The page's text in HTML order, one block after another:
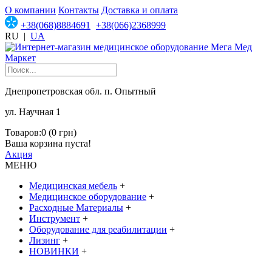
О компании Контакты Доставка и оплата
+38(068)8884691
+38(066)2368999
RU | UA
Днепропетровская обл. п. Опытный
ул. Научная 1
Товаров:0 (0 грн)
Ваша корзина пуста!
Акция
МЕНЮ
Медицинская мебель +
Медицинское оборудование +
Расходные Материалы +
Инструмент +
Оборудование для реабилитации +
Лизинг +
НОВИНКИ +